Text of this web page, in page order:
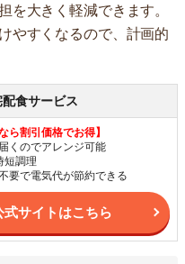
を大きく軽減できます。
やすくなるので、計画的
食サービス
ら割引価格でお得】
くのでアレンジ可能
短調理
要で電気代が節約できる
式サイトはこちら